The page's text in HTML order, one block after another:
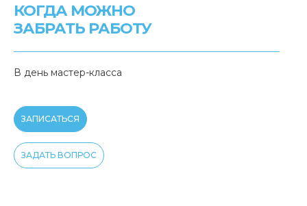
КОГДА МОЖНО
ЗАБРАТЬ РАБОТУ
В день мастер-класса
ЗАПИСАТЬСЯ
ЗАДАТЬ ВОПРОС